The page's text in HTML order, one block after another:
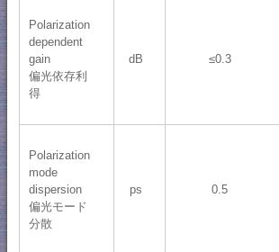
Polarization
dependent
gain
偏光依存利
得
dB ≤0.3
Polarization
mode
dispersion
偏光モード
分散
ps 0.5